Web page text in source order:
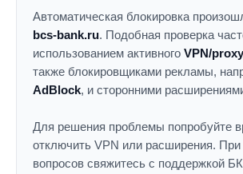
Автоматическая блокировка
bcs-bank.ru. Подобная проверка
использованием активного VPN/proxy
также блокировщиками рекламы,
AdBlock, и сторонними
Для решения проблемы попробуйте
отключить VPN или расширения. При
вопросов свяжитесь с поддержкой